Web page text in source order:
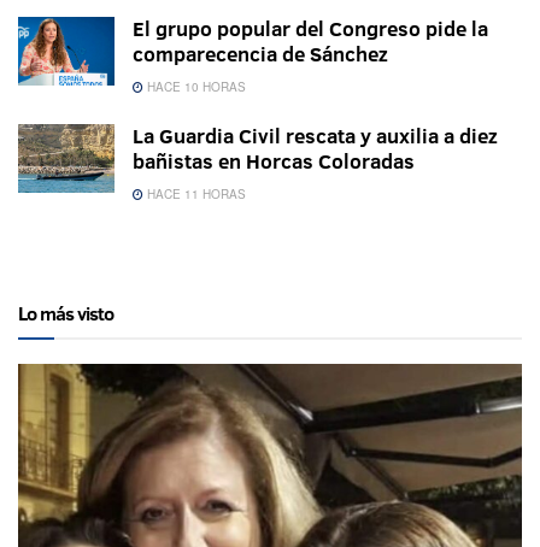
El grupo popular del Congreso pide la
comparecencia de Sánchez
HACE 10 HORAS
La Guardia Civil rescata y auxilia a diez
bañistas en Horcas Coloradas
HACE 11 HORAS
Lo más visto